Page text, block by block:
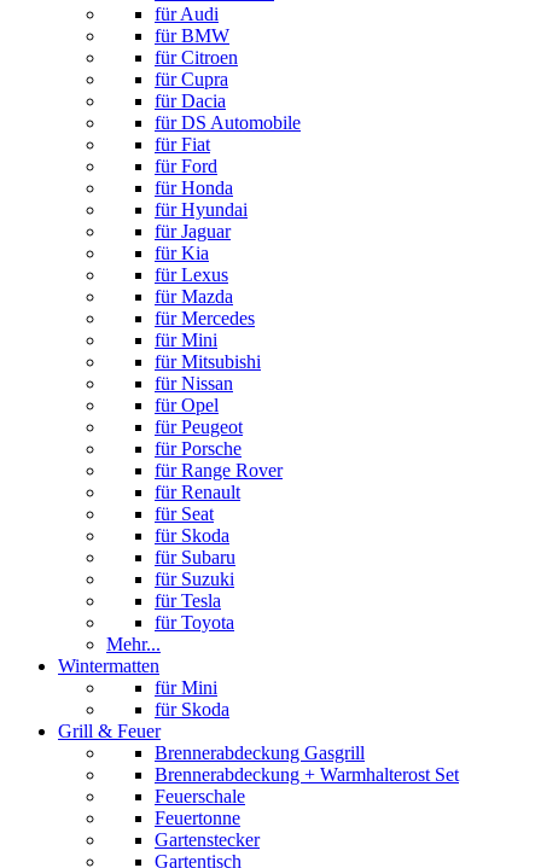
für Audi
für BMW
für Citroen
für Cupra
für Dacia
für DS Automobile
für Fiat
für Ford
für Honda
für Hyundai
für Jaguar
für Kia
für Lexus
für Mazda
für Mercedes
für Mini
für Mitsubishi
für Nissan
für Opel
für Peugeot
für Porsche
für Range Rover
für Renault
für Seat
für Skoda
für Subaru
für Suzuki
für Tesla
für Toyota
Mehr...
Wintermatten
für Mini
für Skoda
Grill & Feuer
Brennerabdeckung Gasgrill
Brennerabdeckung + Warmhalterost Set
Feuerschale
Feuertonne
Gartenstecker
Gartentisch